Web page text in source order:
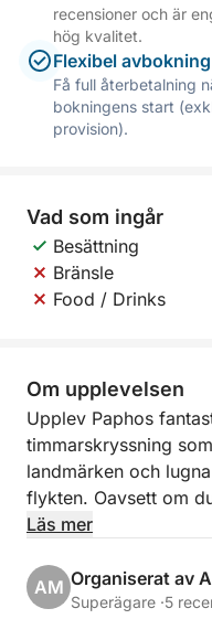
recensioner och är
hög kvalitet.
Flexibel avbokning
Få full återbetalning
bokningens start
provision).
Vad som ingår
Besättning
Bränsle
Food / Drinks
Om upplevelsen
Upplev Paphos
timmarskryssning
landmärken och
flykten. Oavsett om
fotografering eller ett
bara några timmar.
Läs mer
AM Organiserat av
Superägare ·5